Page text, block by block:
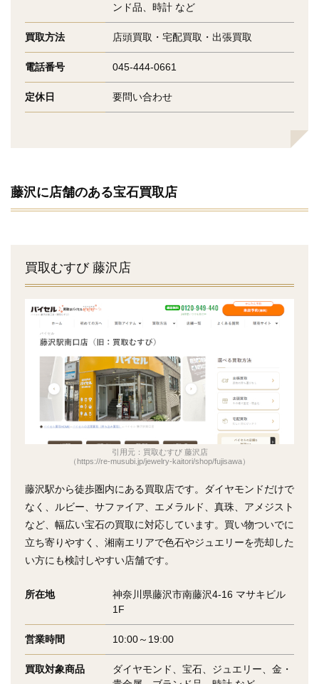
ンド品、時計 など
買取方法 店頭買取・宅配買取・出張買取
電話番号 045-444-0661
定休日 要問い合わせ
藤沢に店舗のある宝石買取店
買取むすび 藤沢店
引用元：買取むすび 藤沢店
（https://re-musubi.jp/jewelry-kaitori/shop/fujisawa）
藤沢駅から徒歩圏内にある買取店です。ダイヤモンドだけで
なく、ルビー、サファイア、エメラルド、真珠、アメジスト
など、幅広い宝石の買取に対応しています。買い物ついでに
立ち寄りやすく、湘南エリアで色石やジュエリーを売却した
い方にも検討しやすい店舗です。
所在地
神奈川県藤沢市南藤沢4-16 マサキビル
1F
営業時間 10:00～19:00
買取対象商品
ダイヤモンド、宝石、ジュエリー、金・